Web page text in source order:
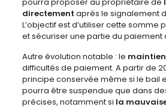
pourra proposer au propriétaire de
directement après le signalement
L’objectif est d’utiliser cette somme
et sécuriser une partie du paiement
Autre évolution notable : le maintien
difficultés de paiement. A partir de
principe conservée même si le bail
pourra être suspendue que dans
précises, notamment si la